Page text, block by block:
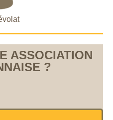
ASSOCIATION
?